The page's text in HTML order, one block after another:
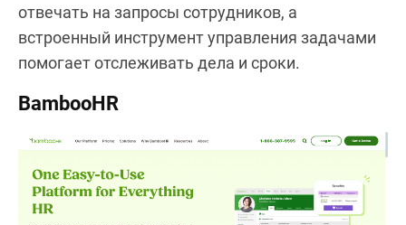
отвечать на запросы сотрудников, а
встроенный инструмент управления задачами
помогает отслеживать дела и сроки.
BambooHR